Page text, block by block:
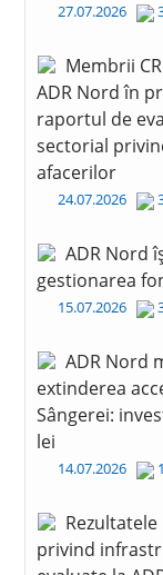
27.07.2026
Membrii
ADR Nord în
raportul de
sectorial
afacerilor
24.07.2026
ADR Nord
gestionarea
15.07.2026
ADR Nord
extinderea
Sângerei:
lei
14.07.2026
privind